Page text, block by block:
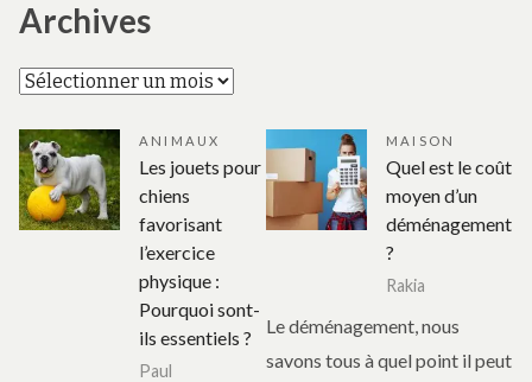
Archives
Archives
ANIMAUX
Les jouets pour
chiens
favorisant
l’exercice
physique :
Pourquoi sont-
ils essentiels ?
Paul
MAISON
Quel est le coût
moyen d’un
déménagement
?
Rakia
Le déménagement, nous
savons tous à quel point il peut